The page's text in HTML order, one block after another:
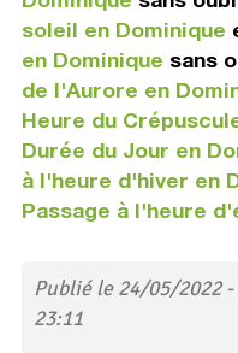
soleil en Dominique
en Dominique sans
de l'Aurore en
Heure du
Durée du Jour en
à l'heure d'hiver en
Passage à l'heure
Publié le 24/05/2022 -
23:11